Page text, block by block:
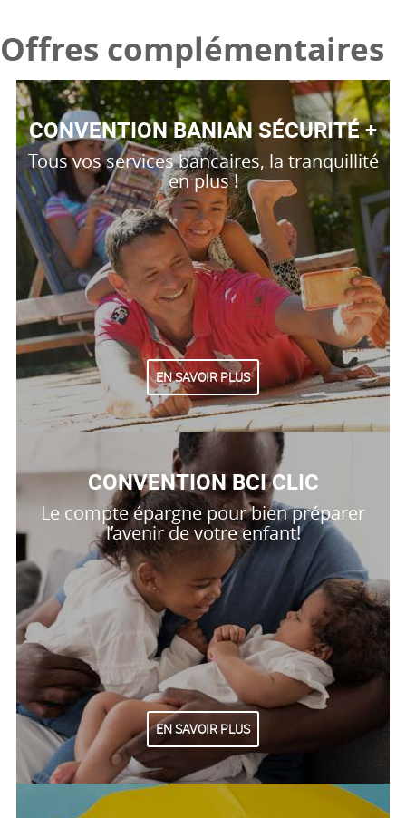
Offres complémentaires
CONVENTION BANIAN SÉCURITÉ +
Tous vos services bancaires, la tranquillité
en plus !
EN SAVOIR PLUS
CONVENTION BCI CLIC
Le compte épargne pour bien préparer
l’avenir de votre enfant!
EN SAVOIR PLUS